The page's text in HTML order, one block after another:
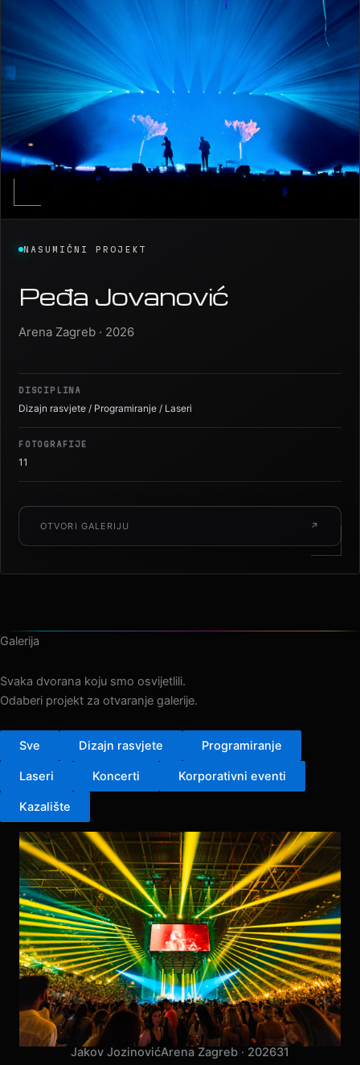
Peđa Jovanović
DISCIPLINA
Dizajn rasvjete / Programiranje / Laseri
FOTOGRAFIJE
11
OTVORI GALERIJU ↗
Svaka dvorana koju smo osvijetlili.
Dizajn rasvjete
Koncerti Korporativni eventi
Kazalište